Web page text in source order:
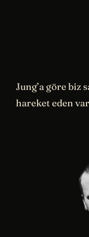
Jung’a göre biz
hareket eden